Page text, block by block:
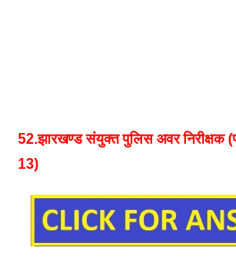
52.झारखण्ड संयुक्त पुलिस अवर निरीक्षक
13)